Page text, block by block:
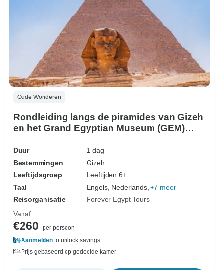
Oude Wonderen
Rondleiding langs de piramides van Gizeh
en het Grand Egyptian Museum (GEM)
Duur
1 dag
Bestemmingen
Gizeh
Leeftijdsgroep
Leeftijden 6+
Taal
Engels, Nederlands, +7 meer
Reisorganisatie
Forever Egypt Tours
Vanaf
€260
per persoon
Aanmelden to unlock savings
Prijs gebaseerd op gedeelde kamer